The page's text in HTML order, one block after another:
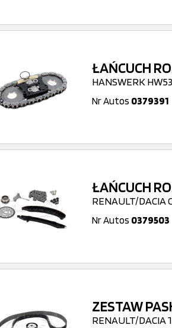
ŁAŃCUCH
HANSWERK
Nr Autos 0379391
ŁAŃCUCH
RENAULT/DACIA
Nr Autos 0379503
ZESTAW
RENAULT/DACIA